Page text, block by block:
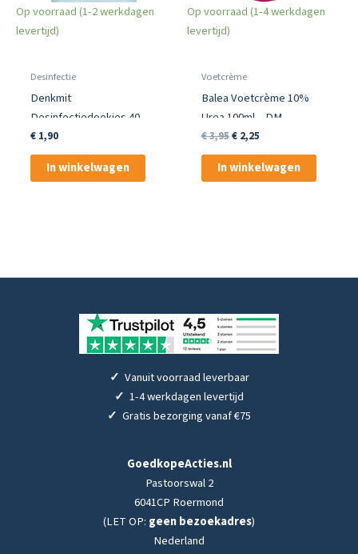
Op voorraad (1-2 werkdagen
levertijd)
Desinfectie
Denkmit
Desinfectiedoekjes 40
Stuks – Hygiënische
Reiniging
€1,90
In winkelwagen
Op voorraad (1-4 werkdagen
levertijd)
Voetcrème
Balea Voetcrème 10%
Urea 100ml – DM
Huismerk
€3,95Oorspronkelijke
was:
€2,25Huidige
is:
€ 2,25.
In winkelwagen
✓ Vanuit voorraad leverbaar
✓ 1-4 werkdagen levertijd
✓ Gratis bezorging vanaf €75
GoedkopeActies.nl
Pastoorswal 2
6041CP Roermond
(LET OP: geen bezoekadres)
Nederland